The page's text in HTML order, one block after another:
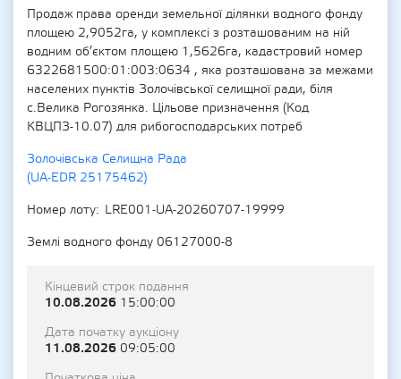
Продаж права оренди земельної ділянки водного фонду
площею 2,9052га, у комплексі з розташованим на ній
водним об’єктом площею 1,5626га, кадастровий номер
6322681500:01:003:0634 , яка розташована за межами
населених пунктів Золочівської селищної ради, біля
с.Велика Рогозянка. Цільове призначення (Код
КВЦПЗ-10.07) для рибогосподарських потреб
Золочівська Селищна Рада
(UA-EDR 25175462)
Номер лоту
LRE001-UA-20260707-19999
Землі водного фонду 06127000-8
Кінцевий строк подання
10.08.2026 15:00:00
Дата початку аукціону
11.08.2026 09:05:00